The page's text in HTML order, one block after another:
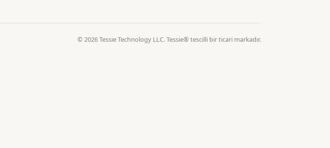
© 2026 Tessie Technology LLC. Tessie® tescilli bir ticari markadır.